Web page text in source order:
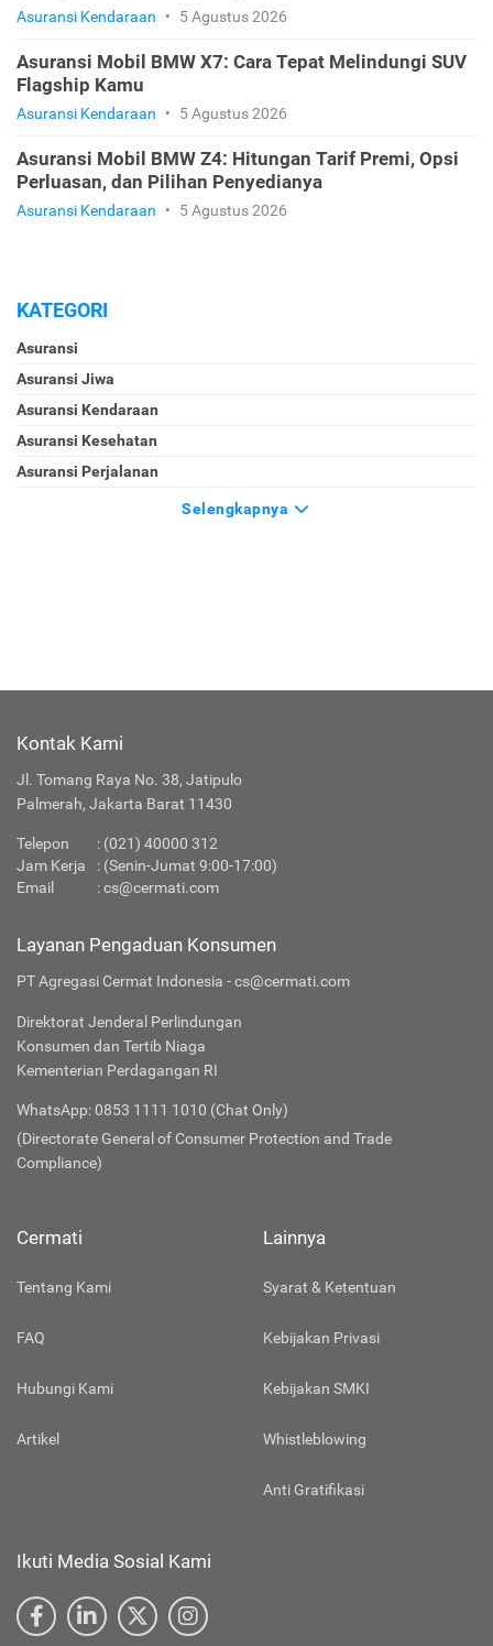
Asuransi Kendaraan • 5 Agustus 2026
Asuransi Mobil BMW X7: Cara Tepat Melindungi SUV
Flagship Kamu
Asuransi Kendaraan • 5 Agustus 2026
Asuransi Mobil BMW Z4: Hitungan Tarif Premi, Opsi
Perluasan, dan Pilihan Penyedianya
Asuransi Kendaraan • 5 Agustus 2026
KATEGORI
Asuransi
Asuransi Jiwa
Asuransi Kendaraan
Asuransi Kesehatan
Asuransi Perjalanan
Selengkapnya
Kontak Kami
Jl. Tomang Raya No. 38, Jatipulo
Palmerah, Jakarta Barat 11430
Telepon : (021) 40000 312
Jam Kerja
: (Senin-Jumat 9:00-17:00)
Email
:cs@cermati.com
Layanan Pengaduan Konsumen
PT Agregasi Cermat Indonesia - cs@cermati.com
Direktorat Jenderal Perlindungan
Konsumen dan Tertib Niaga
Kementerian Perdagangan RI
WhatsApp: 0853 1111 1010 (Chat Only)
(Directorate General of Consumer Protection and Trade
Compliance)
Cermati
Tentang Kami
FAQ
Hubungi Kami
Artikel
Lainnya
Syarat & Ketentuan
Kebijakan Privasi
Kebijakan SMKI
Whistleblowing
Anti Gratifikasi
Ikuti Media Sosial Kami